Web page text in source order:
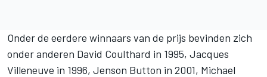
Onder de eerdere winnaars van de prijs bevinden zich
onder anderen David Coulthard in 1995, Jacques
Villeneuve in 1996, Jenson Button in 2001, Michael